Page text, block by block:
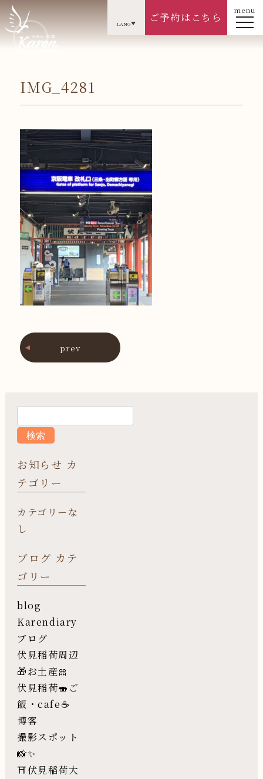
menu
ご予約はこちら
LANG
IMG_4281
prev
お知らせ カ
テゴリー
カテゴリーな
し
ブログ カテ
ゴリー
blog
Karendiary
ブログ
伏見稲荷周辺
🎁お土産🎀
伏見稲荷🍣ご
飯・cafe☕️
博客
撮影スポット
📸✨
⛩伏見稲荷大